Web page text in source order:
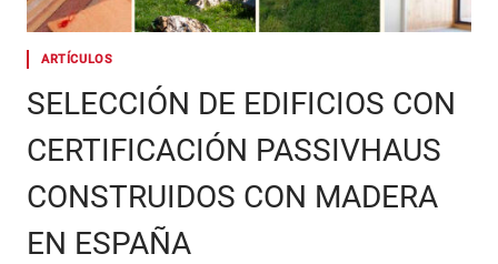
ARTÍCULOS
SELECCIÓN DE EDIFICIOS CON
CERTIFICACIÓN PASSIVHAUS
CONSTRUIDOS CON MADERA
EN ESPAÑA